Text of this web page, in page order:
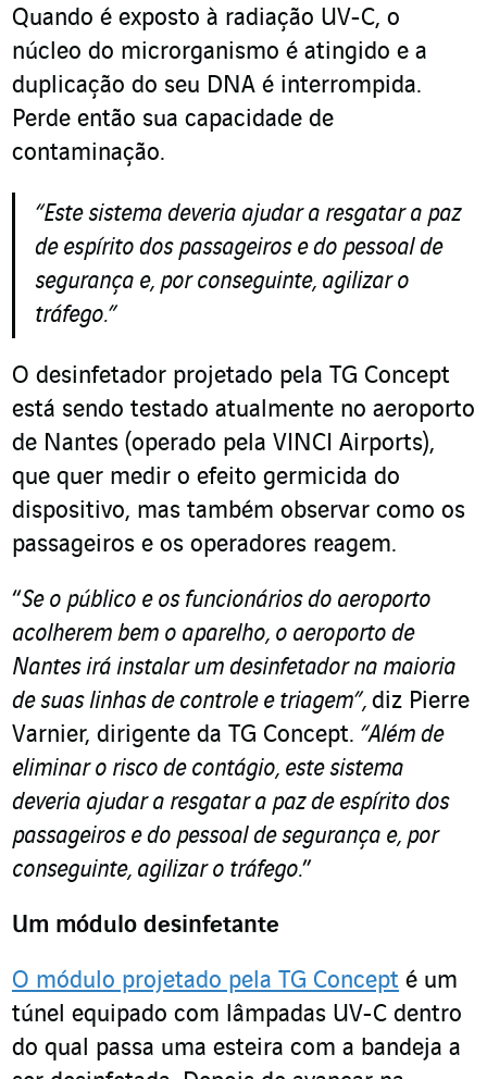
Quando é exposto à radiação UV-C, o
núcleo do microrganismo é atingido e a
duplicação do seu DNA é interrompida.
Perde então sua capacidade de
contaminação.
“Este sistema deveria ajudar a resgatar a paz
de espírito dos passageiros e do pessoal de
segurança e, por conseguinte, agilizar o
tráfego.”
O desinfetador projetado pela TG Concept
está sendo testado atualmente no aeroporto
de Nantes (operado pela VINCI Airports),
que quer medir o efeito germicida do
dispositivo, mas também observar como os
passageiros e os operadores reagem.
“Se o público e os funcionários do aeroporto
acolherem bem o aparelho, o aeroporto de
Nantes irá instalar um desinfetador na maioria
de suas linhas de controle e triagem”, diz Pierre
Varnier, dirigente da TG Concept. “Além de
eliminar o risco de contágio, este sistema
deveria ajudar a resgatar a paz de espírito dos
passageiros e do pessoal de segurança e, por
conseguinte, agilizar o tráfego.”
Um módulo desinfetante
O módulo projetado pela TG Concept é um
túnel equipado com lâmpadas UV-C dentro
do qual passa uma esteira com a bandeja a